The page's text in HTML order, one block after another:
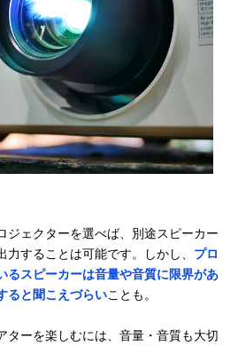
ジェクターを選べば、別途スピーカー
することは可能です。しかし、 プロ
るスピーカーは音量や音質に限界があ
ると聞こえづらいことも。
ターを楽しむには、音量・音質も大切